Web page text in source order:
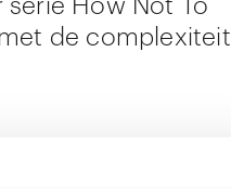
de complexiteit